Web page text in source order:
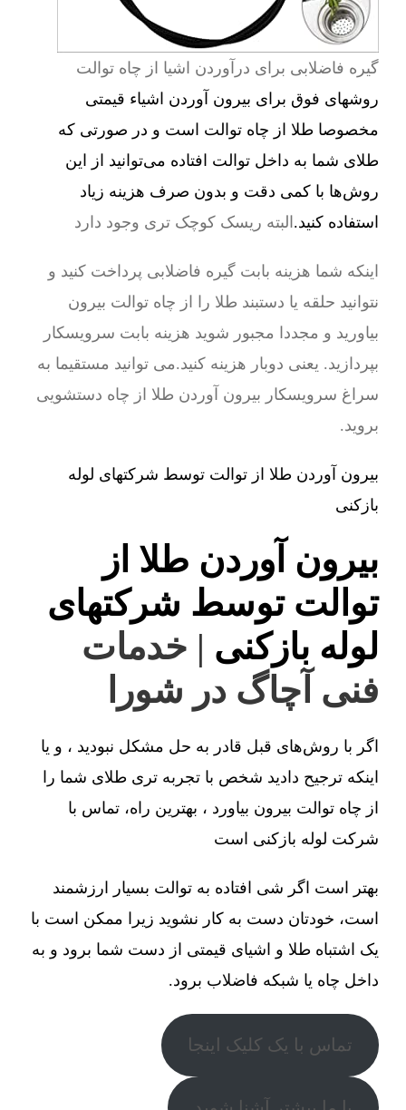
گیره فاضلابی برای درآوردن اشیا از چاه توالت
روشهای فوق برای بیرون آوردن اشیاء قیمتی
مخصوصا طلا از چاه توالت است و در صورتی که
طلای شما به داخل توالت افتاده می‌توانید از این
روش‌ها با کمی دقت و بدون صرف هزینه زیاد
استفاده کنید.البته ریسک کوچک تری وجود دارد
اینکه شما هزینه بابت گیره فاضلابی پرداخت کنید و
نتوانید حلقه یا دستبند طلا را از چاه توالت بیرون
بیاورید و مجددا مجبور شوید هزینه بابت سرویسکار
بپردازید. یعنی دوبار هزینه کنید.می توانید مستقیما به
سراغ سرویسکار بیرون آوردن طلا از چاه دستشویی
بروید.
بیرون آوردن طلا از توالت توسط شرکتهای لوله
بازکنی
بیرون آوردن طلا از
توالت توسط شرکتهای
لوله بازکنی | خدمات
فنی آچاگ در شورا
اگر با روش‌های قبل قادر به حل مشکل نبودید ، و یا
اینکه ترجیح دادید شخص با تجربه تری طلای شما را
از چاه توالت بیرون بیاورد ، بهترین راه، تماس با
شرکت لوله بازکنی است
بهتر است اگر شی افتاده به توالت بسیار ارزشمند
است، خودتان دست به کار نشوید زیرا ممکن است با
یک اشتباه طلا و اشیای قیمتی از دست شما برود و به
داخل چاه یا شبکه فاضلاب برود.
تماس با یک کلیک اینجا